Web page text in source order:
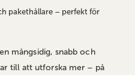
pakethållare – perfekt för
mångsidig, snabb och
till att utforska mer – på